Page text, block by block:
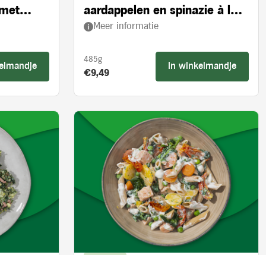
aardappelen en spinazie à la
crème
Meer informatie
485g
Product prijs:
€9,49
In winkelmandje